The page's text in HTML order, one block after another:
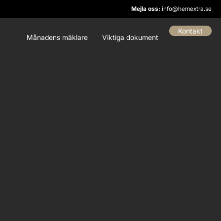
Månadens mäklare Viktiga dokument
Kontakt
Mejla oss: info@hemextra.se